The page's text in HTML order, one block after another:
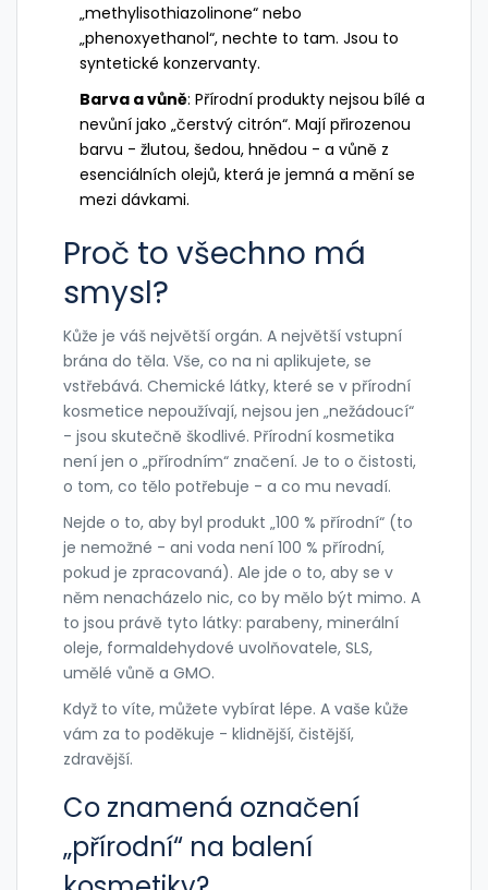
„methylisothiazolinone“ nebo
„phenoxyethanol“, nechte to tam. Jsou to
syntetické konzervanty.
Barva a vůně: Přírodní produkty nejsou bílé a
nevůní jako „čerstvý citrón“. Mají přirozenou
barvu - žlutou, šedou, hnědou - a vůně z
esenciálních olejů, která je jemná a mění se
mezi dávkami.
Proč to všechno má
smysl?
Kůže je váš největší orgán. A největší vstupní
brána do těla. Vše, co na ni aplikujete, se
vstřebává. Chemické látky, které se v přírodní
kosmetice nepoužívají, nejsou jen „nežádoucí“
- jsou skutečně škodlivé. Přírodní kosmetika
není jen o „přírodním“ značení. Je to o čistosti,
o tom, co tělo potřebuje - a co mu nevadí.
Nejde o to, aby byl produkt „100 % přírodní“ (to
je nemožné - ani voda není 100 % přírodní,
pokud je zpracovaná). Ale jde o to, aby se v
něm nenacházelo nic, co by mělo být mimo. A
to jsou právě tyto látky: parabeny, minerální
oleje, formaldehydové uvolňovatele, SLS,
umělé vůně a GMO.
Když to víte, můžete vybírat lépe. A vaše kůže
vám za to poděkuje - klidnější, čistější,
zdravější.
Co znamená označení
„přírodní“ na balení